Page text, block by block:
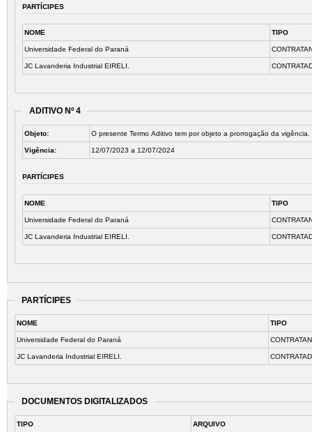
PARTÍCIPES
NOME TIPO
Universidade Federal do Paraná
JC Lavanderia Industrial EIRELI.
ADITIVO Nº 4
Objeto: O presente Termo Aditivo tem por objeto a prorrogação da vigência.
Vigência: 12/07/2023 a 12/07/2024
PARTÍCIPES
NOME TIPO
Universidade Federal do Paraná
JC Lavanderia Industrial EIRELI.
PARTÍCIPES
NOME TIPO
Universidade Federal do Paraná
JC Lavanderia Industrial EIRELI.
DOCUMENTOS DIGITALIZADOS
TIPO ARQUIVO